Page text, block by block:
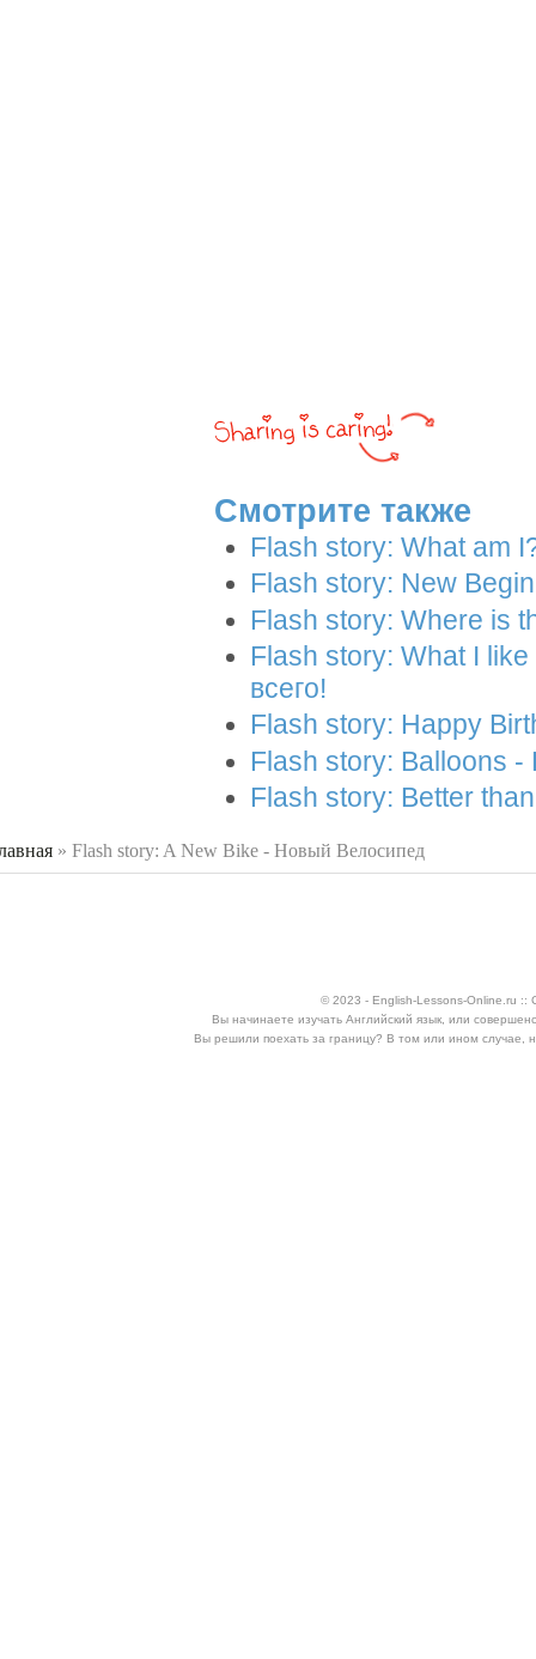
Смотрите также
Flash story: What am
Flash story: New
Flash story: Where is
Flash story: What I
всего!
Flash story: Happy
Flash story: Balloons
Flash story: Better
» Flash story: A New Bike - Новый Велосипед
© 2023 - English-Lessons-Online.ru ::
Вы начинаете изучать Английский язык, или
Вы решили поехать за границу? В том или ином случае,